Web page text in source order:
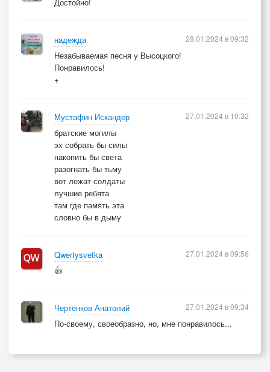
надежда
Незабываемая песня у Высоцкого!
Понравилось!
+
28.01.2024 в 09:32
Мустафин Искандер
братские могилы
эх собрать бы силы
накопить бы света
разогнать бы тьму
вот лежат солдаты
лучшие ребята
там где память эта
словно бы в дыму
27.01.2024 в 10:32
Qwertysvetka
👍
27.01.2024 в 09:56
Чертенков Анатолий
По-своему, своеобразно, но, мне понравилось...
27.01.2024 в 09:34